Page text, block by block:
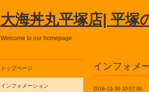
大海丼丸平塚店| 平塚
Welcome to our homepage
インフォメ
2016-12-30 10:57:00
トップページ
インフォメーション